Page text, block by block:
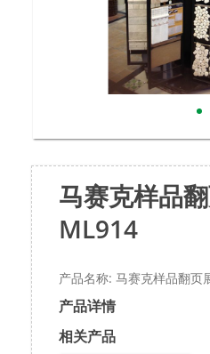
马赛克样品
ML914
产品名称: 马赛克样品翻页
产品详情
相关产品